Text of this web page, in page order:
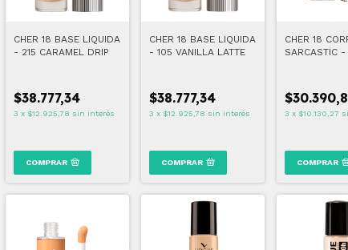
CHER 18 BASE LIQUIDA
- 215 CARAMEL DRIP
$38.777,34
3 x $12.925,78 sin interés
COMPRAR
CHER 18 BASE LIQUIDA
- 105 VANILLA LATTE
$38.777,34
3 x $12.925,78 sin interés
COMPRAR
CHER 18
SARCASTIC -
3 x $10.130,27
COMPRAR